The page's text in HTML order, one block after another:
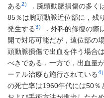
ある2）
．腕頭動脈損傷の多く
85％は腕頭動脈近位部に，残
発生する3）
．外科的修復の際
開で対応可能だが，遠位部の
頭動脈損傷で出血を伴う場合
べきである．一方で，出血量
ーテル治療も施行されている4）
の死亡率は1960年代には50％